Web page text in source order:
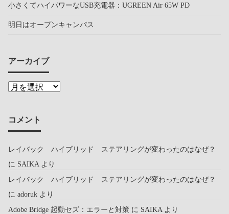
小さくてハイパワーなUSB充電器：UGREEN Air 65W PD
明日はオープンキャンパス
アーカイブ
コメント
レイバック ハイブリッド ステアリングが変わったのはなぜ？
に SAIKA より
レイバック ハイブリッド ステアリングが変わったのはなぜ？
に adoruk より
Adobe Bridge 起動セズ：エラーと対策 に SAIKA より